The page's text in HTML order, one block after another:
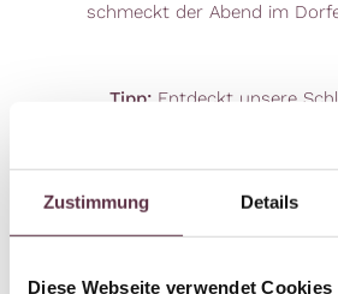
Zustimmung Details
Diese Webseite verwendet Cookies
schmeckt der Abend im
Tipp: Entdeckt unsere
attraktive Angebote für euren
zu den